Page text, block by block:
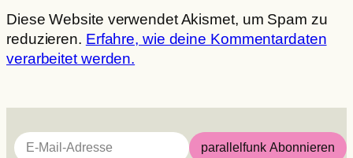
Diese Website verwendet Akismet, um Spam zu
reduzieren. Erfahre, wie deine Kommentardaten
verarbeitet werden.
E-Mail-Adresse
parallelfunk Abonnieren